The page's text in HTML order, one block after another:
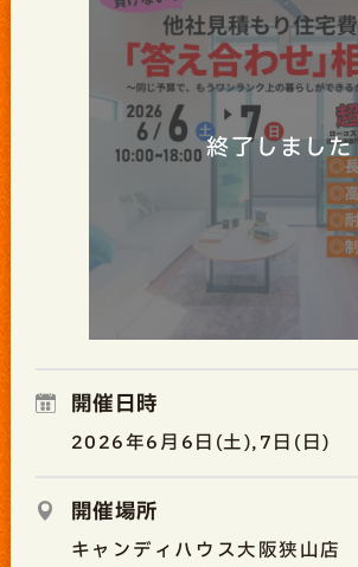
終了しました
開催日時
2026年6月6日(土),7日(日)
開催場所
キャンディハウス大阪狭山店